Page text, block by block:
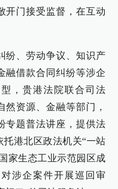
开门接受监督，在互动
纷、劳动争议、知识产
融借款合同纠纷等涉企
，贵港法院联合司法
然资源、金融等部门，
专题普法讲座，提供法
港北区政法机关“一站
家生态工业示范园区成
涉企案件开展巡回审